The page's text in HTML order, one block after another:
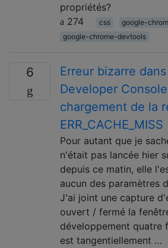
propriétés?
274
css
google-
google-chrome-devtools
6
Erreur bizarre
Developer
chargement de la
ERR_CACHE_MISS
Pour autant que je
n'était pas lancée hier
depuis ce matin, elle
aucun des paramètres
J'ai joint une capture
ouvert / fermé la
développement quatre
est tangentiellement …